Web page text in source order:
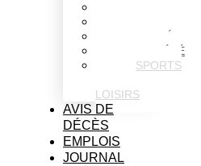
SOCIÉTÉ
SPORTS
LOISIRS
AVIS DE
DÉCÈS
EMPLOIS
JOURNAL